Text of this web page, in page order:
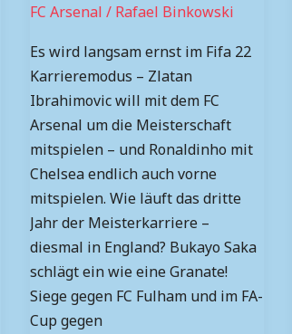
FC Arsenal / Rafael Binkowski
Es wird langsam ernst im Fifa 22
Karrieremodus – Zlatan
Ibrahimovic will mit dem FC
Arsenal um die Meisterschaft
mitspielen – und Ronaldinho mit
Chelsea endlich auch vorne
mitspielen. Wie läuft das dritte
Jahr der Meisterkarriere –
diesmal in England? Bukayo Saka
schlägt ein wie eine Granate!
Siege gegen FC Fulham und im FA-
Cup gegen